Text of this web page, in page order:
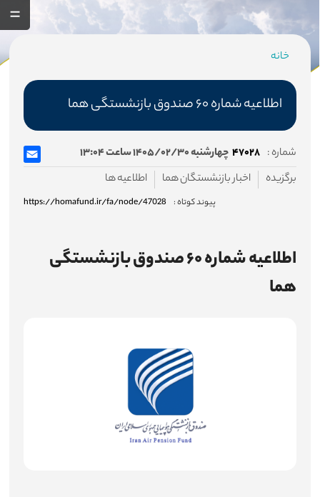
صفحه اصلی
اساسنامه صندوق
مسیر
خانه
اطلاعیه شماره ۶۰ صندوق بازنشستگی هما
شماره : ۴۷۰۲۸ چهارشنبه ۱۴۰۵/۰۲/۳۰ ساعت ۱۳:۰۴
برگزیده
اخبار بازنشستگان هما اطلاعیه ها
پیوند کوتاه : https://homafund.ir/fa/node/47028
اطلاعیه شماره ۶۰ صندوق بازنشستگی
هما